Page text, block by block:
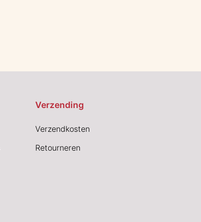
Verzending
Verzendkosten
Retourneren